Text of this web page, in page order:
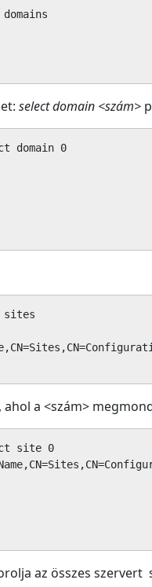
select domain <szám>
domain 0
sites
ahol a <szám>
site 0
az összes szervert